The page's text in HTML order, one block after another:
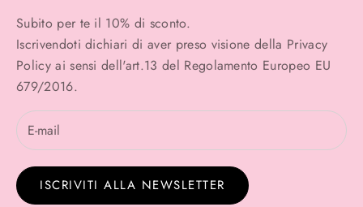
Subito per te il 10% di sconto.
Iscrivendoti dichiari di aver preso visione della Privacy
Policyai sensi dell'art.13 del Regolamento Europeo EU
679/2016.
ISCRIVITI ALLA NEWSLETTER